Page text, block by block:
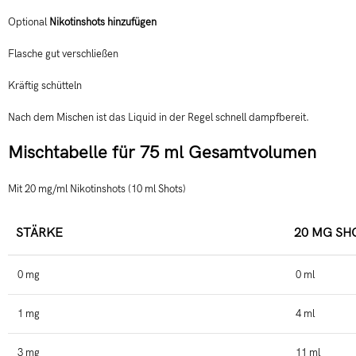
OptionalNikotinshots hinzufügen
Flasche gut verschließen
Kräftig schütteln
Nach dem Mischen ist das Liquid in der Regel schnell dampfbereit.
Mischtabelle für 75 ml Gesamtvolumen
Mit 20 mg/ml Nikotinshots (10 ml Shots)
STÄRKE 20 MG
0 mg 0 ml
1 mg 4 ml
3 mg 11 ml